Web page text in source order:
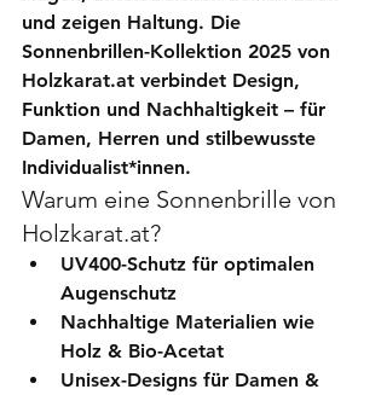
und zeigen Haltung. Die
Sonnenbrillen-Kollektion 2025 von
Holzkarat.at verbindet Design,
Funktion und Nachhaltigkeit – für
Damen, Herren und stilbewusste
Individualist*innen.
Warum eine Sonnenbrille von
Holzkarat.at?
UV400-Schutz für optimalen
Augenschutz
Nachhaltige Materialien wie
Holz & Bio-Acetat
Unisex-Designs für Damen &